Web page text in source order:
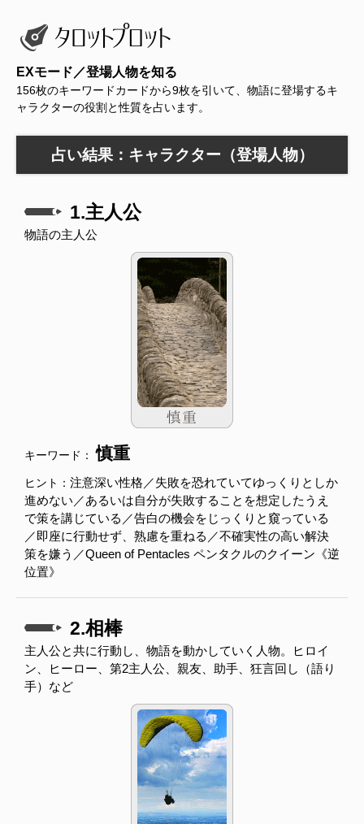
EXモード／登場人物を知る
156枚のキーワードカードから9枚を引いて、物語に登場するキ
ャラクターの役割と性質を占います。
占い結果：キャラクター（登場人物）
1.主人公
物語の主人公
キーワード：慎重
ヒント： 注意深い性格／失敗を恐れていてゆっくりとしか
進めない／あるいは自分が失敗することを想定したうえ
で策を講じている／告白の機会をじっくりと窺っている
／即座に行動せず、熟慮を重ねる／不確実性の高い解決
策を嫌う／Queen of Pentacles ペンタクルのクイーン《逆
位置》
2.相棒
主人公と共に行動し、物語を動かしていく人物。ヒロイ
ン、ヒーロー、第2主人公、親友、助手、狂言回し（語り
手）など